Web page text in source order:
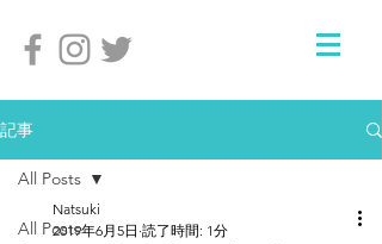
記事
All Posts
All Posts
Natsuki
2019年6月5日 読了時間: 1分